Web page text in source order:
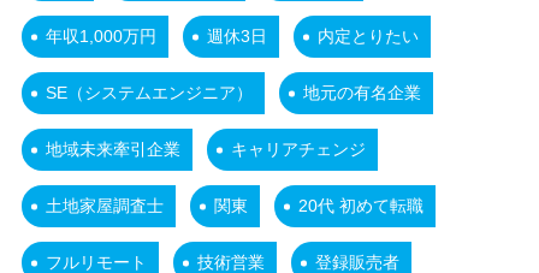
年収1,000万円 週休3日 内定とりたい
SE（システムエンジニア） 地元の有名企業
地域未来牽引企業 キャリアチェンジ
土地家屋調査士 関東 20代 初めて転職
フルリモート 技術営業 登録販売者